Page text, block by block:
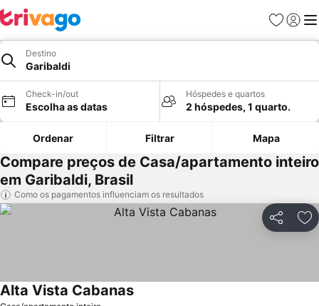
Favoritos
Iniciar
Destino
Garibaldi
Check-in/out
Escolha as datas
Hóspedes e quartos
2 hóspedes, 1 quarto.
Ordenar Filtrar Mapa
Compare preços de Casa/apartamento inteiro
em Garibaldi, Brasil
Como os pagamentos influenciam os resultados
Partilhar
Alta Vista Cabanas